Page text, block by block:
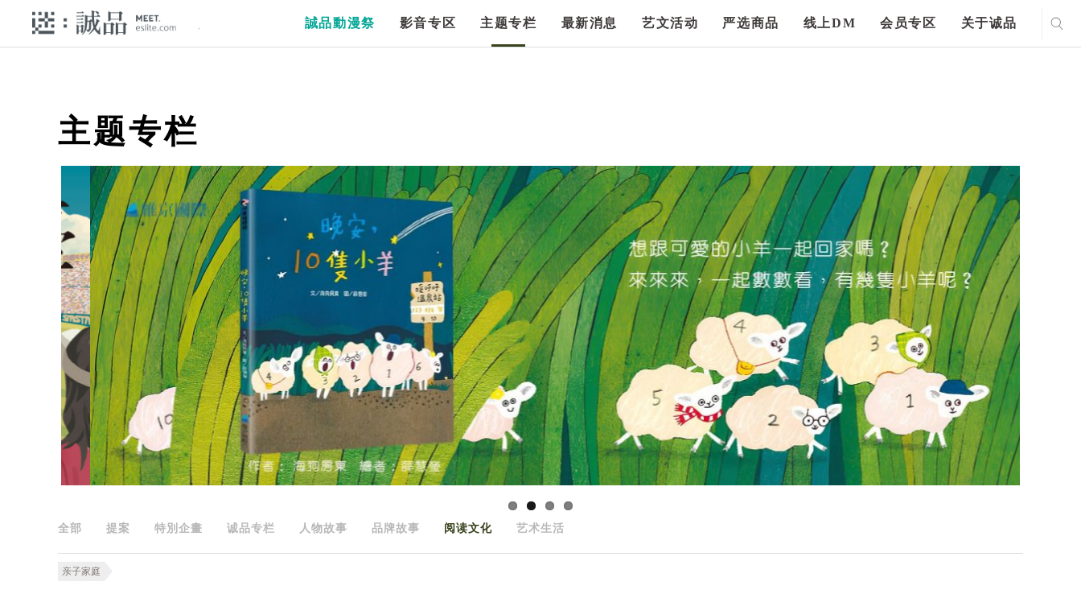
誠品動漫祭 影音专区 主题专栏 最新消息 艺文活动 严选商品 线上DM 会员专区 关于诚品
主题专栏
全部 提案 特別企畫 诚品专栏 人物故事 品牌故事 阅读文化 艺术生活
亲子家庭